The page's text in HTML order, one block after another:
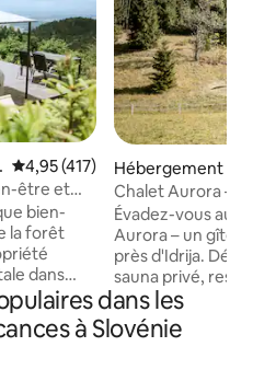
Évaluation moyenne sur la
4,95 (417)
être et
bien-
la forêt
dans
en
de gamme
Hébergement ⋅
o
Chalet Aurora –
la nature près
Évadez-vous au
Aurora – un gîte
près d'Idrija.
sauna privé,
d'une tranquillité
l'agitation de la
pour les couples,
dans les
à Slovénie